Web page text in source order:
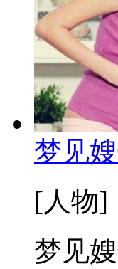
梦见
[人物]
梦见